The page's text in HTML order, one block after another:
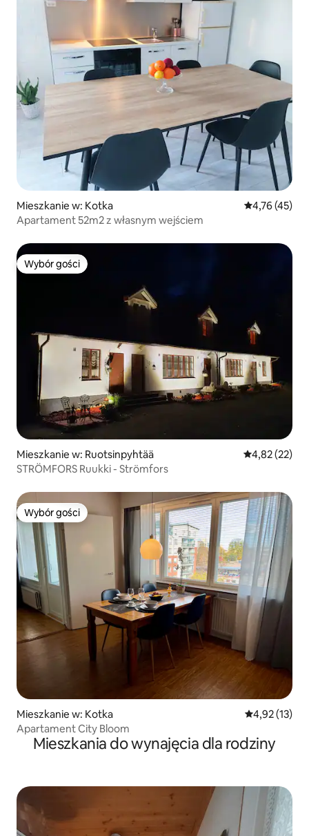
Mieszkanie w: Kotka Średnia
4,76 (45)
Apartament 52m2 z własnym wejściem
Wybór gości
Wybór gości
Mieszkanie w: Ruotsinpyhtää Średnia
4,82 (22)
STRÖMFORS Ruukki - Strömfors
Wybór gości
Wybór gości
Mieszkanie w: Kotka Średnia
4,92 (13)
Apartament City Bloom
Mieszkania do wynajęcia dla rodziny